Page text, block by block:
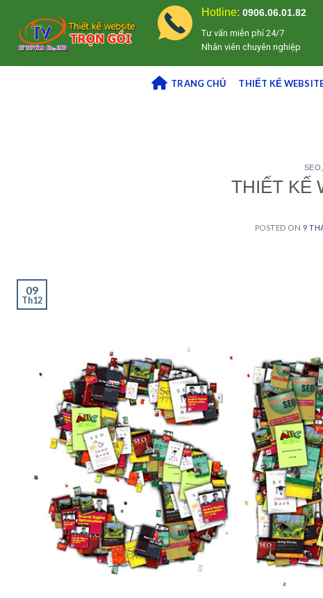
content
Hotline: 0906.06.01.82
Tư vấn miễn phí 24/7
Nhân viên chuyên nghiệp
TRANG CHỦ THIẾT KẾ
SEO
THIẾT KẾ
POSTED ON 9
09
Th12